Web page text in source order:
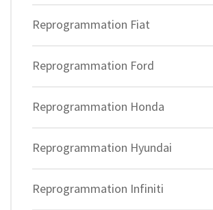
Reprogrammation Fiat
Reprogrammation Ford
Reprogrammation Honda
Reprogrammation Hyundai
Reprogrammation Infiniti